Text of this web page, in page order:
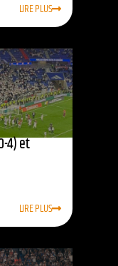
LIRE PLUS
4) et
LIRE PLUS